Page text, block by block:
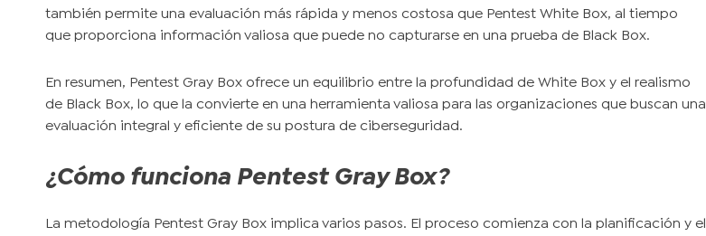
también permite una evaluación más rápida y menos costosa que Pentest White Box, al tiempo
que proporciona información valiosa que puede no capturarse en una prueba de Black Box.
En resumen, Pentest Gray Box ofrece un equilibrio entre la profundidad de White Box y el realismo
de Black Box, lo que la convierte en una herramienta valiosa para las organizaciones que buscan una
evaluación integral y eficiente de su postura de ciberseguridad.
¿Cómo funciona Pentest Gray Box?
La metodología Pentest Gray Box implica varios pasos. El proceso comienza con la planificación y el